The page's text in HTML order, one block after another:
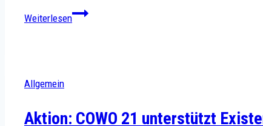
Weiterlesen8ung
Bienensterbens
Allgemein
Aktion: COWO 21 unterstützt